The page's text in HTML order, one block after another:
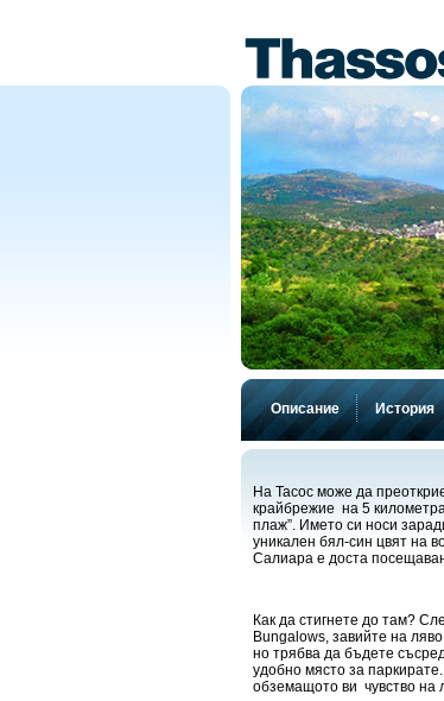
Описание История
На Тасос може да
крайбрежие на 5
плаж”. Името си носи
уникален бял-син цвят на
Салиара е доста
Как да стигнете до там?
Bungalows, завийте на
но трябва да бъдете
удобно място за
обземащото ви чувство на